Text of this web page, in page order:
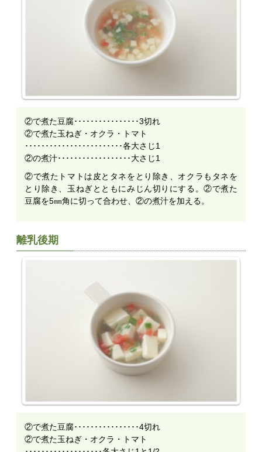
②で煮た豆腐････････････････3切れ
②で煮た玉ねぎ・オクラ・トマト
････････････････････････各大さじ1
②の煮汁･･････････････････大さじ1
②で煮たトマトは皮とタネをとり除き、オクラもタネを
とり除き、玉ねぎとともにみじん切りにする。②で煮た
豆腐を5㎜角に切って合わせ、②の煮汁を加える。
離乳後期
②で煮た豆腐････････････････4切れ
②で煮た玉ねぎ・オクラ・トマト